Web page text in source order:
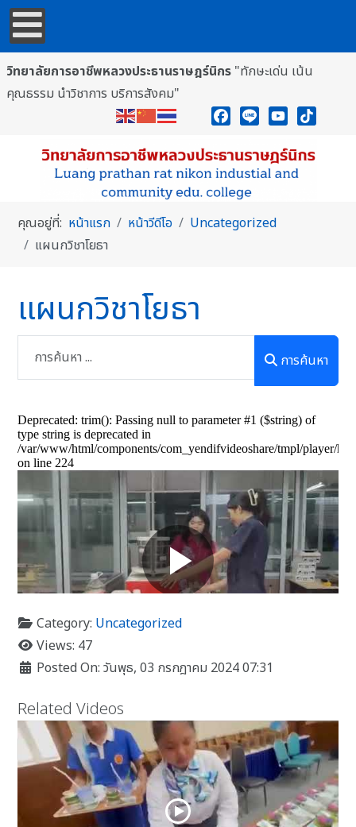
วิทยาลัยการอาชีพหลวงประธานราษฎร์นิกร "ทักษะเด่น เน้น
คุณธรรม นำวิชาการ บริการสังคม"
คุณอยู่ที่: หน้าแรก หน้าวีดีโอ
Uncategorized
แผนกวิชาโยธา
แผนกวิชาโยธา
การค้นหา
Category: Uncategorized
Views: 47
Posted On: วันพุธ, 03 กรกฎาคม 2024 07:31
Related Videos